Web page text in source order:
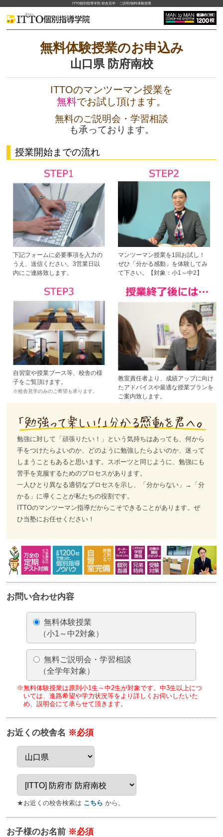
ITTO個別指導学院 校舎見学・ご説明/無料体験授業
無料体験授業のお申込み
山口県 防府南校
ITTOのマンツーマン授業を
無料でお試し頂けます。
無料のご説明会・学習相談
も承っております。
授業開始までの流れ
下記フォームに必要事項を入力の
うえ、送信ください。3営業日以
内にご連絡致します。
マンツーマン授業を1回お試し！
ぜひ「分かる感動」を体験してみ
て下さい。【対象：小1～中2】
自習室や授業ブース等、校舎の様
子をご覧頂けます。
※校舎見学のみのご希望も承ります。
教室責任者より、成績アップに向け
たアドバイスや最適な授業プランを
ご案内致します。
勉強に対して「頑張りたい！」という気持ちはあっても、何から
手をつけたらよいのか、どのように勉強したらよいのか、迷って
しまうこともあると思います。スポーツと同じように、勉強にも
苦手を克服するためのプロセスがあります。
一人ひとり異なる適切なプロセスを示し、「分からない」→「分
かる」に導くことが私たちの役割です。
ITTOのマンツーマン指導だからこそできることがあります。ぜ
ひ当塾にお任せください！
お問い合わせ内容
無料体験授業
（小1～中2対象）
無料ご説明会・学習相談
（全学年対象）
※無料体験授業は原則小1生～中2生が対象です。中3生以上につ
いては、進路希望や学力状況等をより詳しくお伺いしたいた
め、説明会にて承らせて頂きます。
お近くの校舎名 ※必須
★お近くの校舎検索は こちら から。
お子様のお名前 ※必須